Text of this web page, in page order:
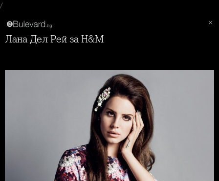
/
Лана Дел Рей за H&M